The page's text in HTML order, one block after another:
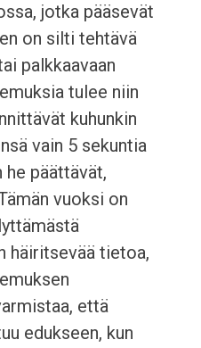
jotka pääsevät
on silti tehtävä
palkkaavaan
tulee niin
kuhunkin
vain 5 sekuntia
he päättävät,
vuoksi on
häiritsevää tietoa,
että
edukseen, kun